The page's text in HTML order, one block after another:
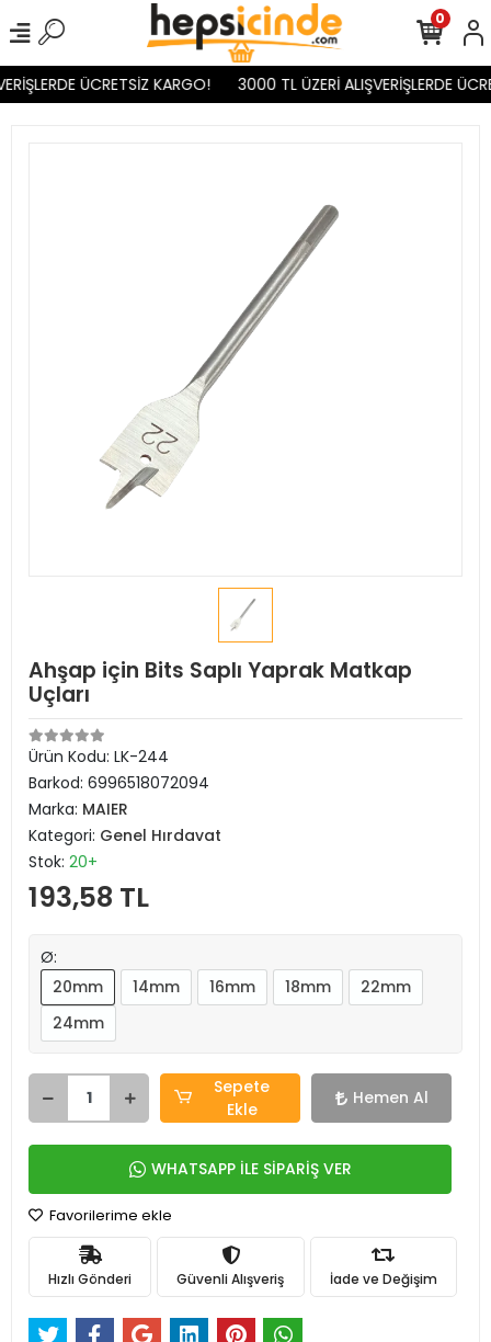
ÜCRETSİZ KARGO! 3000 TL ÜZERİ ALIŞVERİŞLERDE
0
Ahşap için Bits Saplı Yaprak Matkap
Uçları
Ürün Kodu: LK-244
Barkod: 6996518072094
Marka: MAIER
Kategori: Genel Hırdavat
Stok: 20+
193,58 TL
Ø:
20mm
14mm 16mm 18mm
22mm
24mm
Sepete
Ekle
Hemen Al
WHATSAPP İLE SİPARİŞ VER
Favorilerime ekle
Hızlı Gönderi Güvenli Alışveriş İade ve Değişim